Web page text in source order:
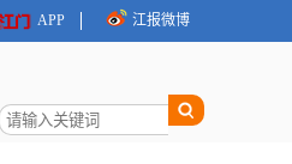
APP 江报微博